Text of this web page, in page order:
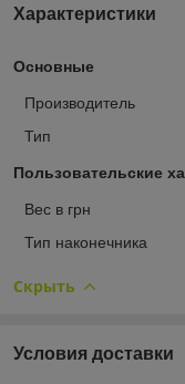
Характеристики
Основные
Производитель
Тип
Пользовательские
Вес в грн
Тип наконечника
Скрыть
Условия доставки